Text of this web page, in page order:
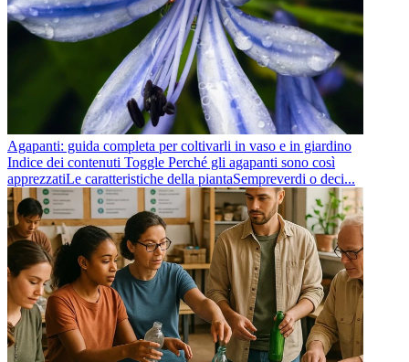
Agapanti: guida completa per coltivarli in vaso e in giardino
Indice dei contenuti Toggle Perché gli agapanti sono così
apprezzatiLe caratteristiche della piantaSempreverdi o deci...